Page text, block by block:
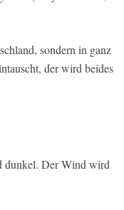
sondern in ganz
der wird beides
dunkel. Der Wind wird